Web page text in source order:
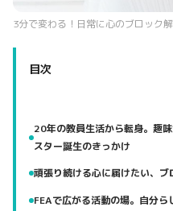
3分で変わる！日常に心のブロック
目次
20年の教員生活から転身。趣
スター誕生のきっかけ
頑張り続ける心に届けたい、
FEAで広がる活動の場。自分